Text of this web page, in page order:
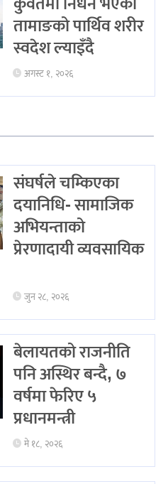
तामाङको पार्थिव शरीर
स्वदेश ल्याइँदै
अगस्ट १, २०२६
संघर्षले चम्किएका
दयानिधि- सामाजिक
अभियन्ताको
प्रेरणादायी व्यवसायिक
जुन २८, २०२६
बेलायतको राजनीति
पनि अस्थिर बन्दै, ७
वर्षमा फेरिए ५
प्रधानमन्त्री
मे १८, २०२६